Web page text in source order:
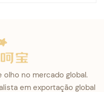
olho no mercado global.
em exportação global